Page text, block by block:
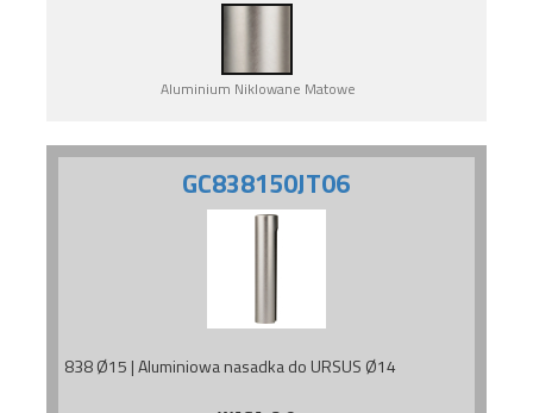
Aluminium Niklowane Matowe
GC838150JT06
838 Ø15 | Aluminiowa nasadka do URSUS Ø14